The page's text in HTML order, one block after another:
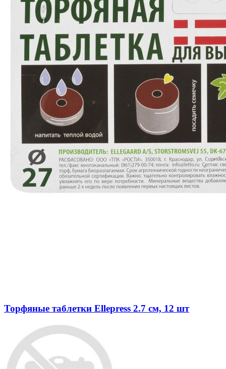
Торфяные таблетки Ellepress 2.7 см, 12 шт